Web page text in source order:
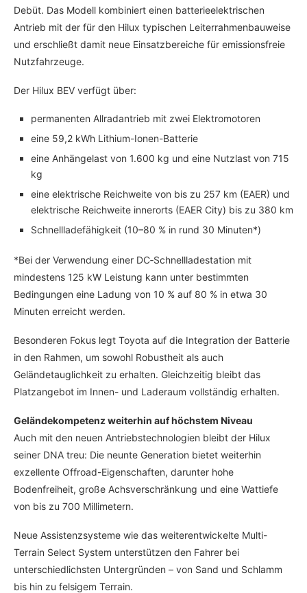
Debüt. Das Modell kombiniert einen batterieelektrischen
Antrieb mit der für den Hilux typischen Leiterrahmenbauweise
und erschließt damit neue Einsatzbereiche für emissionsfreie
Nutzfahrzeuge.
Der Hilux BEV verfügt über:
permanenten Allradantrieb mit zwei Elektromotoren
eine 59,2 kWh Lithium-Ionen-Batterie
eine Anhängelast von 1.600 kg und eine Nutzlast von 715
kg
eine elektrische Reichweite von bis zu 257 km (EAER) und
elektrische Reichweite innerorts (EAER City) bis zu 380 km
Schnellladefähigkeit (10–80 % in rund 30 Minuten*)
*Bei der Verwendung einer DC‑Schnellladestation mit
mindestens 125 kW Leistung kann unter bestimmten
Bedingungen eine Ladung von 10 % auf 80 % in etwa 30
Minuten erreicht werden.
Besonderen Fokus legt Toyota auf die Integration der Batterie
in den Rahmen, um sowohl Robustheit als auch
Geländetauglichkeit zu erhalten. Gleichzeitig bleibt das
Platzangebot im Innen- und Laderaum vollständig erhalten.
Geländekompetenz weiterhin auf höchstem Niveau
Auch mit den neuen Antriebstechnologien bleibt der Hilux
seiner DNA treu: Die neunte Generation bietet weiterhin
exzellente Offroad-Eigenschaften, darunter hohe
Bodenfreiheit, große Achsverschränkung und eine Wattiefe
von bis zu 700 Millimetern.
Neue Assistenzsysteme wie das weiterentwickelte Multi-
Terrain Select System unterstützen den Fahrer bei
unterschiedlichsten Untergründen – von Sand und Schlamm
bis hin zu felsigem Terrain.